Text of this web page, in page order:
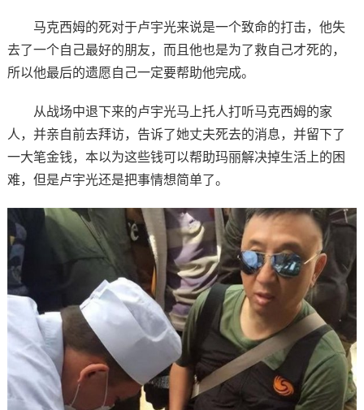
马克西姆的死对于卢宇光来说是一个致命的打击，他失
去了一个自己最好的朋友，而且他也是为了救自己才死的，
所以他最后的遗愿自己一定要帮助他完成。
从战场中退下来的卢宇光马上托人打听马克西姆的家
人，并亲自前去拜访，告诉了她丈夫死去的消息，并留下了
一大笔金钱，本以为这些钱可以帮助玛丽解决掉生活上的困
难，但是卢宇光还是把事情想简单了。